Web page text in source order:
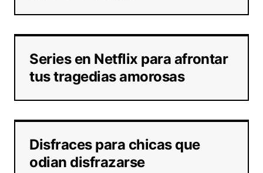
Series en Netflix para afrontar
tus tragedias amorosas
Disfraces para chicas que
odian disfrazarse